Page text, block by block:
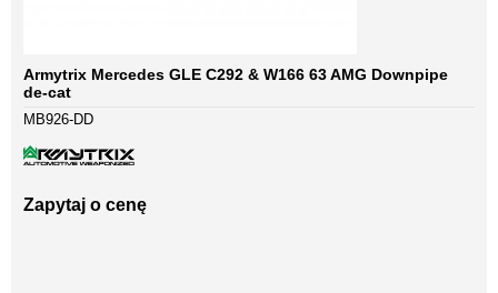
Armytrix Mercedes GLE C292 & W166 63 AMG Downpipe
de-cat
MB926-DD
Zapytaj o cenę